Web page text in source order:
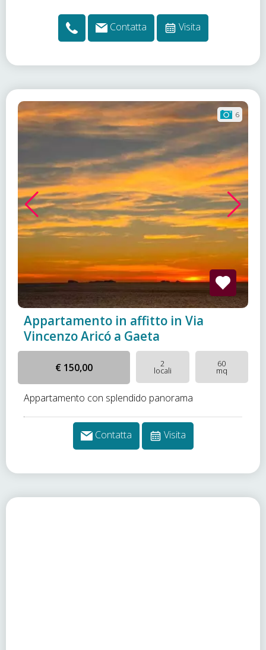
Contatta Visita
6
Appartamento in affitto in Via
Vincenzo Aricó a Gaeta
€ 150,00 2
locali
60
mq
Appartamento con splendido panorama
Contatta Visita